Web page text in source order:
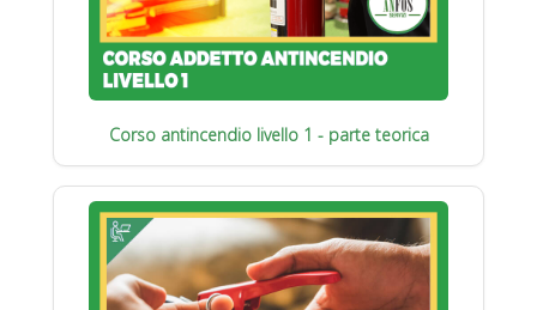
Corso antincendio livello 1 - parte teorica